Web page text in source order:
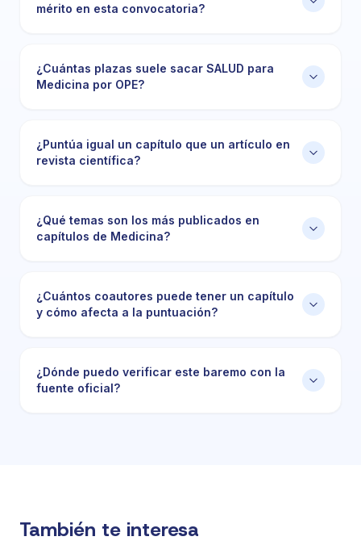
mérito en esta convocatoria?
¿Cuántas plazas suele sacar SALUD para
Medicina por OPE?
¿Puntúa igual un capítulo que un artículo en
revista científica?
¿Qué temas son los más publicados en
capítulos de Medicina?
¿Cuántos coautores puede tener un capítulo
y cómo afecta a la puntuación?
¿Dónde puedo verificar este baremo con la
fuente oficial?
También te interesa